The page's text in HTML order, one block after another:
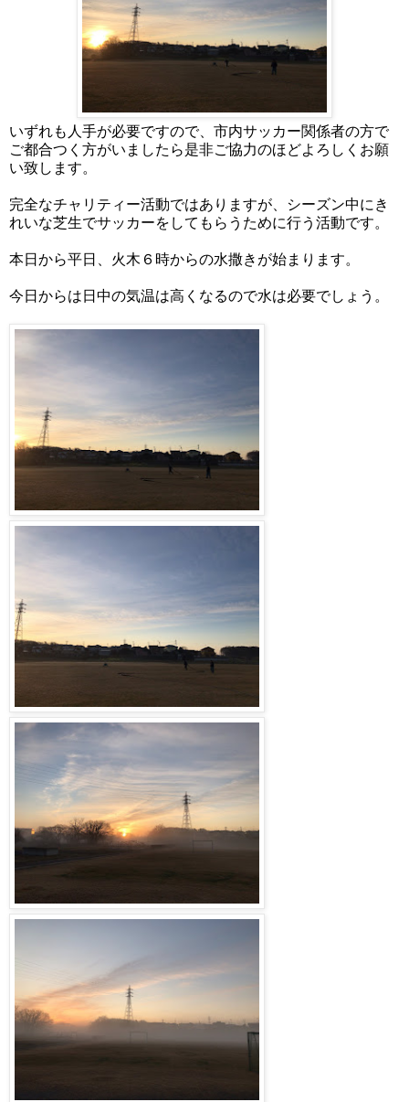
いずれも人手が必要ですので、市内サッカー関係者の方で
ご都合つく方がいましたら是非ご協力のほどよろしくお願
い致します。
完全なチャリティー活動ではありますが、シーズン中にき
れいな芝生でサッカーをしてもらうために行う活動です。
本日から平日、火木６時からの水撒きが始まります。
今日からは日中の気温は高くなるので水は必要でしょう。